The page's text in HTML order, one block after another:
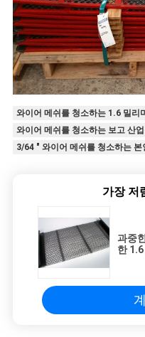
와이어 메쉬를 청소하는 1.6 밀리
와이어 메쉬를 청소하는 보고 산
3/64 " 와이어 메쉬를 청소하는 본
가장 저
과중
한